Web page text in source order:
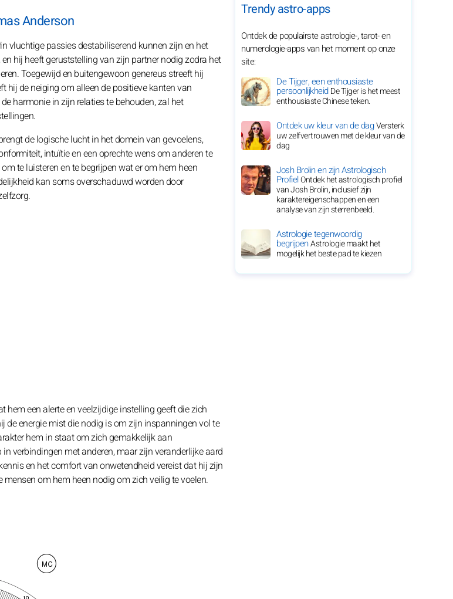
Anderson
vluchtige passies destabiliserend kunnen zijn en het
hij heeft geruststelling van zijn partner nodig zodra het
Toegewijd en buitengewoon genereus streeft hij
hij de neiging om alleen de positieve kanten van
harmonie in zijn relaties te behouden, zal het
de logische lucht in het domein van gevoelens,
intuïtie en een oprechte wens om anderen te
te luisteren en te begrijpen wat er om hem heen
kan soms overschaduwd worden door
een alerte en veelzijdige instelling geeft die zich
energie mist die nodig is om zijn inspanningen vol te
hem in staat om zich gemakkelijk aan
verbindingen met anderen, maar zijn veranderlijke aard
en het comfort van onwetendheid vereist dat hij zijn
om hem heen nodig om zich veilig te voelen.
Trendy astro-apps
Ontdek de populairste astrologie-, tarot- en
numerologie-apps van het moment op onze
site:
De Tijger, een enthousiaste
persoonlijkheidDe Tijger is het meest
enthousiaste Chinese teken.
Ontdek uw kleur van de dagVersterk
uw zelfvertrouwen met de kleur van de
dag
Josh Brolin en zijn Astrologisch
ProfielOntdek het astrologisch profiel
van Josh Brolin, inclusief zijn
karaktereigenschappen en een
analyse van zijn sterrenbeeld.
Astrologie tegenwoordig
begrijpenAstrologie maakt het
mogelijk het beste pad te kiezen